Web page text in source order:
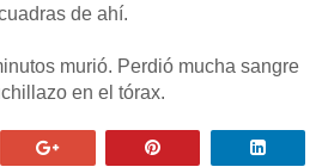
de ahí.
murió. Perdió mucha sangre
en el tórax.